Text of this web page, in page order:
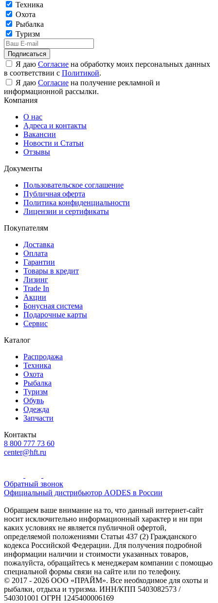
Техника
Охота
Рыбалка
Туризм
Подписаться
Я даю Согласие на обработку моих персональных данных
в соответствии с Политикой.
Я даю Согласие на получение рекламной и
информационной рассылки.
Компания
О нас
Адреса и контакты
Вакансии
Новости и Статьи
Отзывы
Документы
Пользовательское соглашение
Публичная оферта
Политика конфиденциальности
Лицензии и сертификаты
Покупателям
Доставка
Оплата
Гарантии
Товары в кредит
Лизинг
Trade In
Акции
Бонусная система
Подарочные карты
Сервис
Каталог
Распродажа
Техника
Охота
Рыбалка
Туризм
Обувь
Одежда
Запчасти
Контакты
8 800 777 73 60
center@hft.ru
Обратный звонок
Официальный дистрибьютор AODES в России
Обращаем ваше внимание на то, что данный интернет-сайт
носит исключительно информационный характер и ни при
каких условиях не является публичной офертой,
определяемой положениями Статьи 437 (2) Гражданского
кодекса Российской Федерации. Для получения подробной
информации наличии и стоимости указанных товаров,
пожалуйста, обращайтесь к менеджерам компании с помощью
специальной формы связи на сайте или по телефону.
© 2017 - 2026 ООО «ПРАЙМ». Все необходимое для охоты и
рыбалки, отдыха и туризма. ИНН/КПП 5403082573 /
540301001 ОГРН 1245400006169